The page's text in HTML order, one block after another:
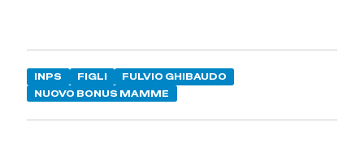
INPS FIGLI
FULVIO GHIBAUDO
NUOVO BONUS MAMME